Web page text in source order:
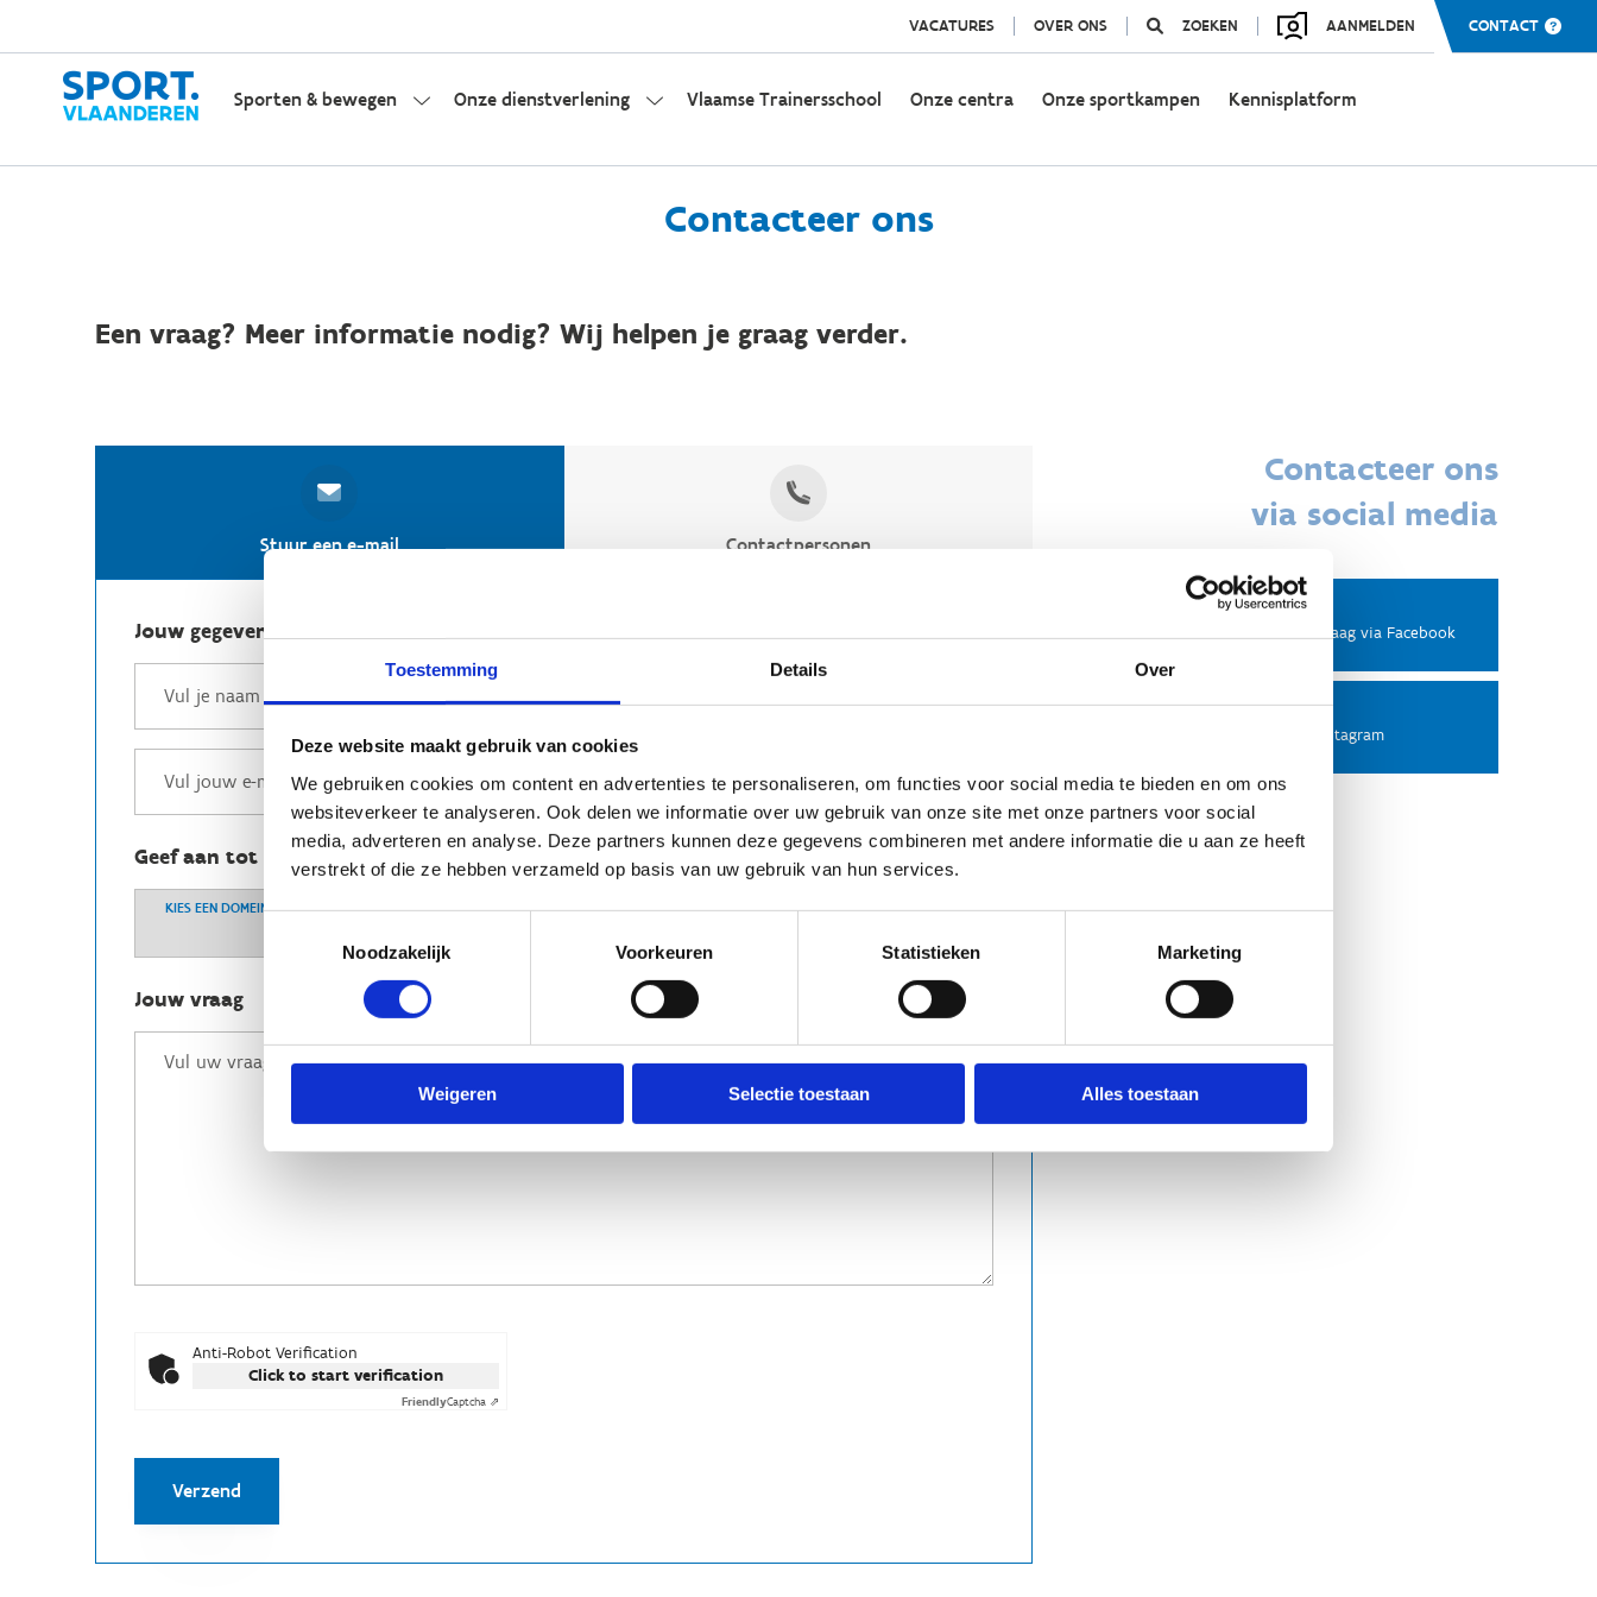
Toestemming Details Over
Deze website maakt gebruik van cookies
We gebruiken cookies om content en advertenties te personaliseren, om functies voor social media te bieden en om ons
websiteverkeer te analyseren. Ook delen we informatie over uw gebruik van onze site met onze partners voor social
media, adverteren en analyse. Deze partners kunnen deze gegevens combineren met andere informatie die u aan ze heeft
verstrekt of die ze hebben verzameld op basis van uw gebruik van hun services.
Noodzakelijk
Voorkeuren Statistieken Marketing
Weigeren Selectie toestaan Alles toestaan
VACATURES OVER ONS ZOEKEN AANMELDEN CONTACT
Sporten & bewegen Onze dienstverlening Vlaamse Trainersschool Onze centra Onze sportkampen Kennisplatform
Contacteer ons
Een vraag? Meer informatie nodig? Wij helpen je graag verder.
Stuur een e-mail Contactpersonen
Jouw gegevens
Geef aan tot welk domein jouw vraag behoort
KIES EEN DOMEIN
Jouw vraag
Anti-Robot Verification
Click to start verification
FriendlyCaptcha ⇗
Verzend
Contacteer ons
via social media
Facebook
Stel ons een vraag via Facebook
Instagram
Volg ons op Instagram